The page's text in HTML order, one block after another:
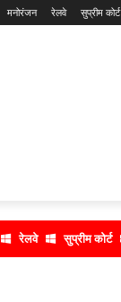
मनोरंजन रेलवे सुप्रीम कोर्ट
रेलवे सुप्रीम कोर्ट